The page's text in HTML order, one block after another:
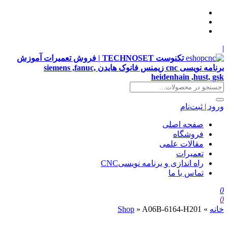
|
تکنوست TECHNOSET | فروش تعمیرات آموزش
برنامه نویسی cnc زیمنس فانوک هایدن siemens ,fanuc,
heidenhain ,hust, gsk
ورود | ثبت‌نام
صفحه اصلی
فروشگاه
مقالات علمی
تعمیرات
راه اندازی و برنامه نویسیCNC
تماس با ما
0
0
خانه »
Shop » A06B-6164-H201